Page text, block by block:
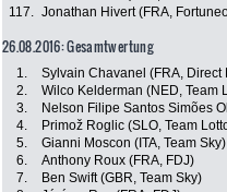
117. Jonathan Hivert (FRA,
26.08.2016: Gesamtwertung
1. Sylvain Chavanel (FRA, Direct
2.
Wilco Kelderman (NED, Team
3.
Nelson Filipe Santos Simões
4.
Primož Roglic (SLO, Team
5.
Gianni Moscon (ITA, Team Sky)
6.
Anthony Roux (FRA, FDJ)
7.
Ben Swift (GBR, Team Sky)